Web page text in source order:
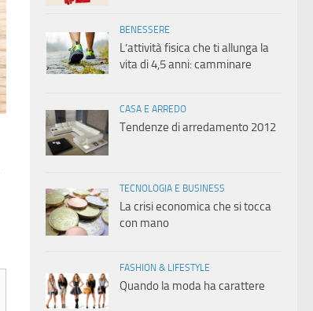
BENESSERE
L’attività fisica che ti allunga la
vita di 4,5 anni: camminare
CASA E ARREDO
Tendenze di arredamento 2012
TECNOLOGIA E BUSINESS
La crisi economica che si tocca
con mano
FASHION & LIFESTYLE
Quando la moda ha carattere